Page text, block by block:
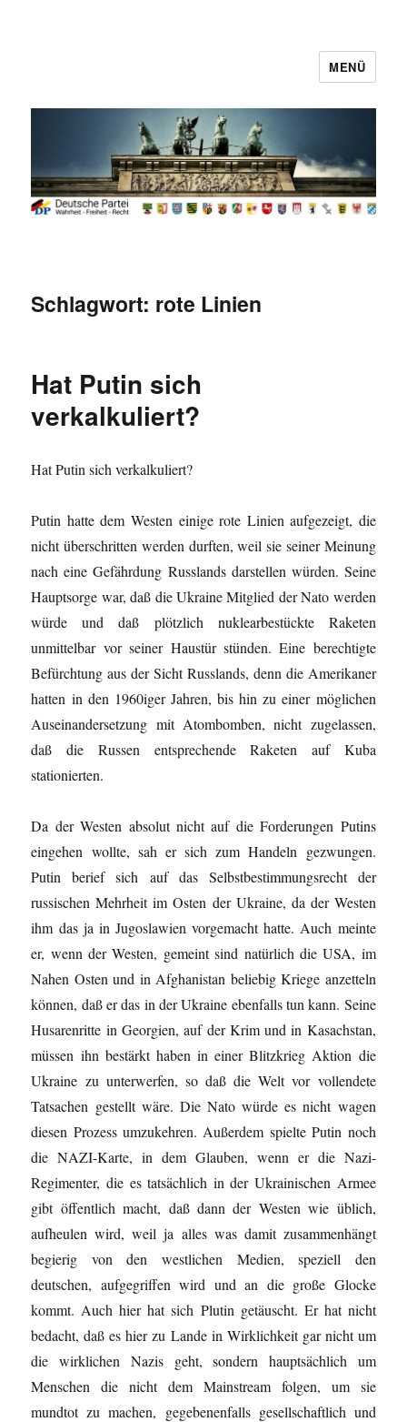
MENÜ
Schlagwort: rote Linien
Hat Putin sich
verkalkuliert?
Hat Putin sich verkalkuliert?
Putin hatte dem Westen einige rote Linien aufgezeigt, die
nicht überschritten werden durften, weil sie seiner Meinung
nach eine Gefährdung Russlands darstellen würden. Seine
Hauptsorge war, daß die Ukraine Mitglied der Nato werden
würde und daß plötzlich nuklearbestückte Raketen
unmittelbar vor seiner Haustür stünden. Eine berechtigte
Befürchtung aus der Sicht Russlands, denn die Amerikaner
hatten in den 1960iger Jahren, bis hin zu einer möglichen
Auseinandersetzung mit Atombomben, nicht zugelassen,
daß die Russen entsprechende Raketen auf Kuba
stationierten.
Da der Westen absolut nicht auf die Forderungen Putins
eingehen wollte, sah er sich zum Handeln gezwungen.
Putin berief sich auf das Selbstbestimmungsrecht der
russischen Mehrheit im Osten der Ukraine, da der Westen
ihm das ja in Jugoslawien vorgemacht hatte. Auch meinte
er, wenn der Westen, gemeint sind natürlich die USA, im
Nahen Osten und in Afghanistan beliebig Kriege anzetteln
können, daß er das in der Ukraine ebenfalls tun kann. Seine
Husarenritte in Georgien, auf der Krim und in Kasachstan,
müssen ihn bestärkt haben in einer Blitzkrieg Aktion die
Ukraine zu unterwerfen, so daß die Welt vor vollendete
Tatsachen gestellt wäre. Die Nato würde es nicht wagen
diesen Prozess umzukehren. Außerdem spielte Putin noch
die NAZI-Karte, in dem Glauben, wenn er die Nazi-
Regimenter, die es tatsächlich in der Ukrainischen Armee
gibt öffentlich macht, daß dann der Westen wie üblich,
aufheulen wird, weil ja alles was damit zusammenhängt
begierig von den westlichen Medien, speziell den
deutschen, aufgegriffen wird und an die große Glocke
kommt. Auch hier hat sich Plutin getäuscht. Er hat nicht
bedacht, daß es hier zu Lande in Wirklichkeit gar nicht um
die wirklichen Nazis geht, sondern hauptsächlich um
Menschen die nicht dem Mainstream folgen, um sie
mundtot zu machen, gegebenenfalls gesellschaftlich und